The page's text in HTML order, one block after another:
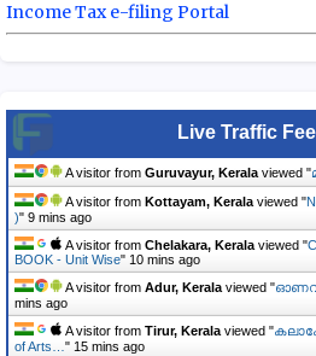
Income Tax e-filing Portal
Live Traffic
A visitor from Guruvayur, Kerala viewed "
A visitor from Kottayam, Kerala viewed "
)" 9 mins ago
A visitor from Chelakara, Kerala viewed "
BOOK - Unit Wise" 10 mins ago
A visitor from Adur, Kerala viewed "
mins ago
A visitor from Tirur, Kerala viewed "
of Arts… " 15 mins ago